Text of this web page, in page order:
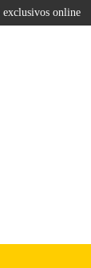
exclusivos online